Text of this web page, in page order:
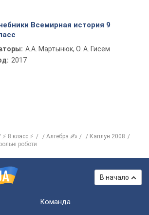
Всемирная история 9
А.А. Мартынюк, О. А. Гисем
2017
⚡ 8 класс ⚡ Алгебра ✍
Каплун 2008
роботи
В начало
Команда